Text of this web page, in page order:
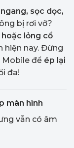
sọc dọc,
bị rơi vỡ?
lỏng cổ
hiện nay. Đừng
Mobile để ép lại
đa!
màn hình
vẫn có âm